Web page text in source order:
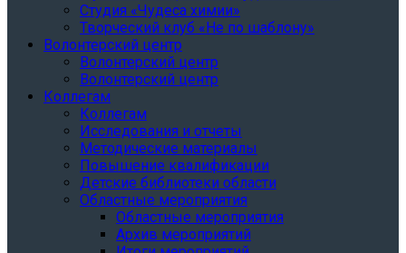
Студия «Чудеса химии»
Творческий клуб «Не по шаблону»
Волонтерский центр
Волонтерский центр
Волонтерский центр
Коллегам
Коллегам
Исследования и отчеты
Методические материалы
Повышение квалификации
Детские библиотеки области
Областные мероприятия
Областные мероприятия
Архив мероприятий